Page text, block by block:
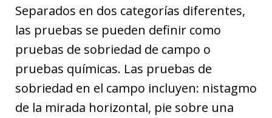
Separados en dos categorías diferentes,
las pruebas se pueden definir como
pruebas de sobriedad de campo o
pruebas químicas. Las pruebas de
sobriedad en el campo incluyen: nistagmo
de la mirada horizontal, pie sobre una